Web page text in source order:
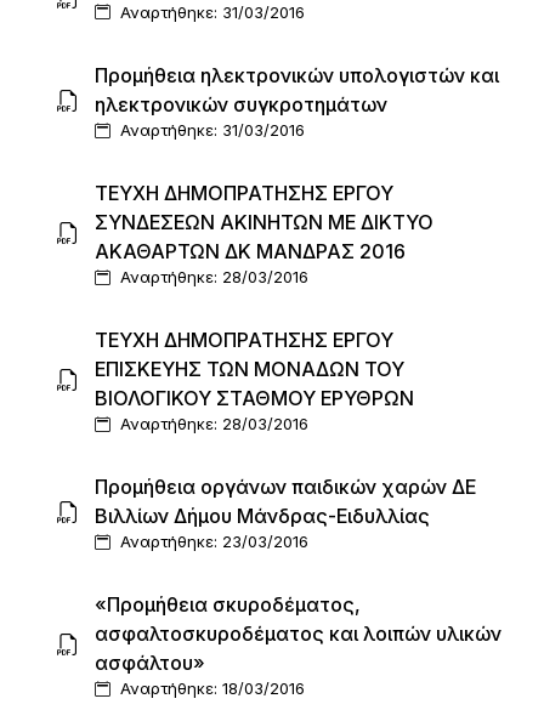
Αναρτήθηκε: 31/03/2016
Προμήθεια ηλεκτρονικών υπολογιστών και
ηλεκτρονικών συγκροτημάτων
Αναρτήθηκε: 31/03/2016
ΤΕΥΧΗ ΔΗΜΟΠΡΑΤΗΣΗΣ ΕΡΓΟΥ
ΣΥΝΔΕΣΕΩΝ ΑΚΙΝΗΤΩΝ ΜΕ ΔΙΚΤΥΟ
ΑΚΑΘΑΡΤΩΝ ΔΚ ΜΑΝΔΡΑΣ 2016
Αναρτήθηκε: 28/03/2016
ΤΕΥΧΗ ΔΗΜΟΠΡΑΤΗΣΗΣ ΕΡΓΟΥ
ΕΠΙΣΚΕΥΗΣ ΤΩΝ ΜΟΝΑΔΩΝ ΤΟΥ
ΒΙΟΛΟΓΙΚΟΥ ΣΤΑΘΜΟΥ ΕΡΥΘΡΩΝ
Αναρτήθηκε: 28/03/2016
Προμήθεια οργάνων παιδικών χαρών ΔΕ
Βιλλίων Δήμου Μάνδρας-Ειδυλλίας
Αναρτήθηκε: 23/03/2016
«Προμήθεια σκυροδέματος,
ασφαλτοσκυροδέματος και λοιπών υλικών
ασφάλτου»
Αναρτήθηκε: 18/03/2016